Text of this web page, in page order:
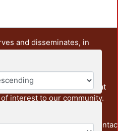
and disseminates, in
the teaching and research
It also includes some
documents from the
from other institutions that
interest to our community.
Send